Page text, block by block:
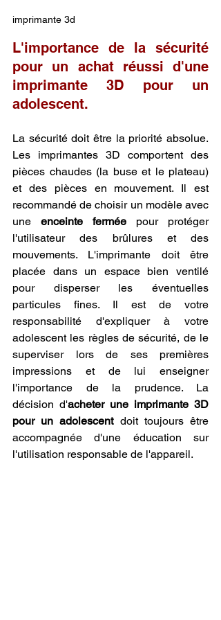
imprimante 3d
L'importance de la sécurité
pour un achat réussi d'une
imprimante 3D pour un
adolescent.
La sécurité doit être la priorité absolue.
Les imprimantes 3D comportent des
pièces chaudes (la buse et le plateau)
et des pièces en mouvement. Il est
recommandé de choisir un modèle avec
une enceinte fermée pour protéger
l'utilisateur des brûlures et des
mouvements. L'imprimante doit être
placée dans un espace bien ventilé
pour disperser les éventuelles
particules fines. Il est de votre
responsabilité d'expliquer à votre
adolescent les règles de sécurité, de le
superviser lors de ses premières
impressions et de lui enseigner
l'importance de la prudence. La
décision d'acheter une imprimante 3D
pour un adolescent doit toujours être
accompagnée d'une éducation sur
l'utilisation responsable de l'appareil.